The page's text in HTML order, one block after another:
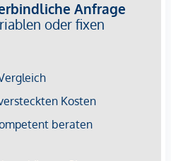
und Gartenterrassen
3 | TOP 23